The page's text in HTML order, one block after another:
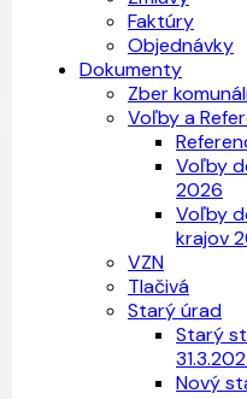
Faktúry
Objednávky
Dokumenty
Zber
Voľby a
Voľby
2026
Voľby
krajov
VZN
Tlačivá
Starý úrad
Starý
Nový